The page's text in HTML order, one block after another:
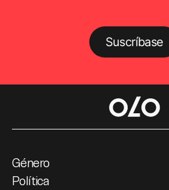
Suscríbase
Género
Política